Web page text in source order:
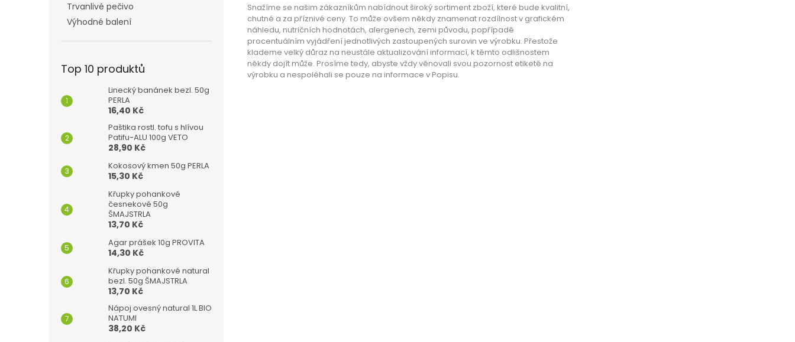
Trvanlivé pečivo
Výhodné balení
Top 10 produktů
Linecký banánek bezl. 50g
PERLA
16,40 Kč
Paštika rostl. tofu s hlívou
Patifu-ALU 100g VETO
28,90 Kč
Kokosový kmen 50g PERLA
15,30 Kč
Křupky pohankové
česnekové 50g
ŠMAJSTRLA
13,70 Kč
Agar prášek 10g PROVITA
14,30 Kč
Křupky pohankové natural
bezl. 50g ŠMAJSTRLA
13,70 Kč
Nápoj ovesný natural 1L BIO
NATUMI
38,20 Kč
Snažíme se našim zákazníkům nabídnout široký sortiment zboží, které bude kvalitní,
chutné a za příznivé ceny. To může ovšem někdy znamenat rozdílnost v grafickém
náhledu, nutričních hodnotách, alergenech, zemi původu, popřípadě
procentuálním vyjádření jednotlivých zastoupených surovin ve výrobku. Přestože
klademe velký důraz na neustále aktualizování informací, k těmto odlišnostem
někdy dojít může. Prosíme tedy, abyste vždy věnovali svou pozornost etiketě na
výrobku a nespoléhali se pouze na informace v Popisu.